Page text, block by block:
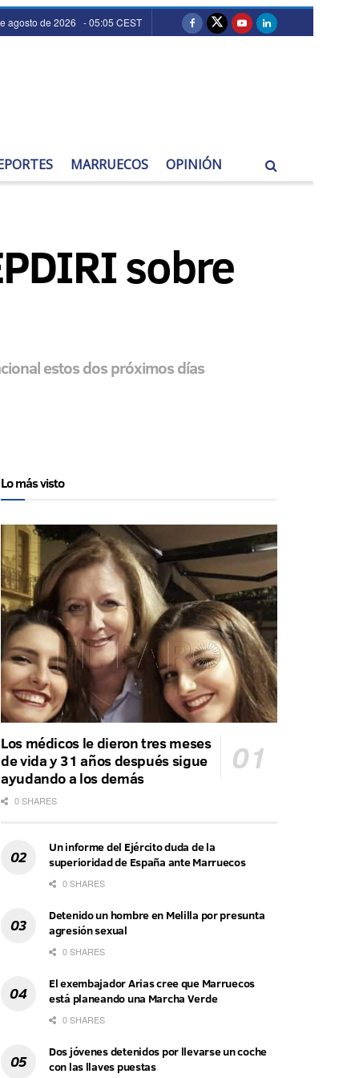
agosto de 2026 - 05:05 CEST
MARRUECOS OPINIÓN
sobre
estos dos próximos días
Lo más visto
Los médicos le dieron tres meses
de vida y 31 años después sigue
ayudando a los demás
0 SHARES
Un informe del Ejército duda de la
superioridad de España ante Marruecos
0 SHARES
Detenido un hombre en Melilla por presunta
agresión sexual
0 SHARES
El exembajador Arias cree que Marruecos
está planeando una Marcha Verde
0 SHARES
Dos jóvenes detenidos por llevarse un coche
con las llaves puestas